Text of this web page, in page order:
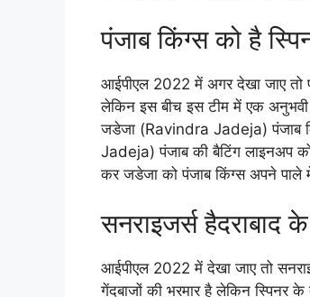
पंजाब किंग्स को है
आईपीएल 2022 में अगर देखा जाए तो
लेकिन इस बीच इस टीम में एक अनुभवी
जडेजा (Ravindra Jadeja) पंजाब
Jadeja) पंजाब की बैटिंग लाइनअप
कर जडेजा को पंजाब किंग्स अपने पाले
सनराइजर्स हैदराबाद
आईपीएल 2022 में देखा जाए तो
गेंदबाजों की भरमार है लेकिन स्पिनर